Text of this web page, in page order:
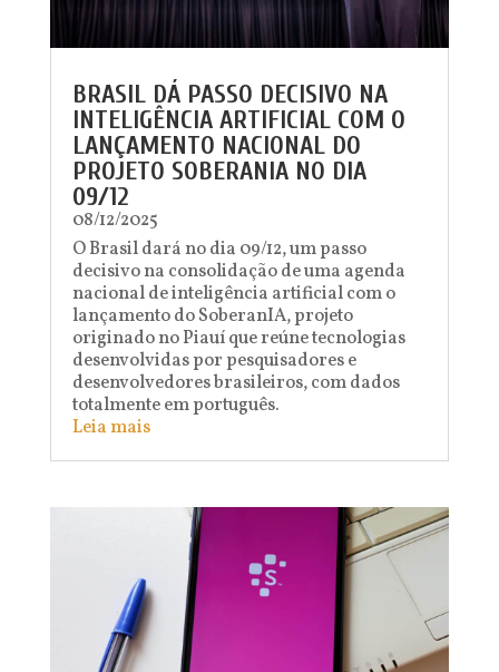
BRASIL DÁ PASSO DECISIVO NA
INTELIGÊNCIA ARTIFICIAL COM O
LANÇAMENTO NACIONAL DO
PROJETO SOBERANIA NO DIA
09/12
08/12/2025
O Brasil dará no dia 09/12, um passo
decisivo na consolidação de uma agenda
nacional de inteligência artificial com o
lançamento do SoberanIA, projeto
originado no Piauí que reúne tecnologias
desenvolvidas por pesquisadores e
desenvolvedores brasileiros, com dados
totalmente em português.
Leia mais